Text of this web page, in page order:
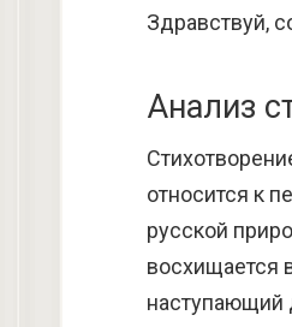
Здравствуй,
Анализ
относится к
русской
восхищается
наступающий